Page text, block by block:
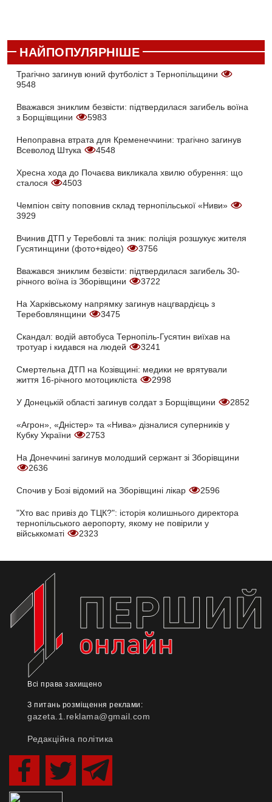
НАЙПОПУЛЯРНІШЕ
Трагічно загинув юний футболіст з Тернопільщини
9548
Вважався зниклим безвісти: підтвердилася загибель воїна
з Борщівщини
5983
Непоправна втрата для Кременеччини: трагічно загинув
Всеволод Штука
4548
Хресна хода до Почаєва викликала хвилю обурення: що
сталося
4503
Чемпіон світу поповнив склад тернопільської «Ниви»
3929
Вчинив ДТП у Теребовлі та зник: поліція розшукує жителя
Гусятинщини (фото+відео)
3756
Вважався зниклим безвісти: підтвердилася загибель 30-
річного воїна із Зборівщини
3722
На Харківському напрямку загинув нацгвардієць з
Теребовлянщини
3475
Скандал: водій автобуса Тернопіль-Гусятин виїхав на
тротуар і кидався на людей
3241
Смертельна ДТП на Козівщині: медики не врятували
життя 16-річного мотоцикліста
2998
У Донецькій області загинув солдат з Борщівщини 2852
«Агрон», «Дністер» та «Нива» дізналися суперників у
Кубку України
2753
На Донеччині загинув молодший сержант зі Зборівщини
2636
Спочив у Бозі відомий на Зборівщині лікар 2596
"Хто вас привіз до ТЦК?": історія колишнього директора
тернопільського аеропорту, якому не повірили у
військкоматі
2323
Всі права захищено
З питань розміщення реклами:
gazeta.1.reklama@gmail.com
Редакційна політика